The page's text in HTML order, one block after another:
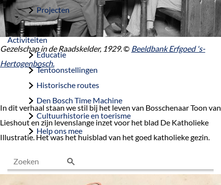
Projecten
Activiteiten
Educatie
Tentoonstellingen
Historische routes
Den Bosch Time Machine
Cultuurhistorie en toerisme
Help ons mee
Z
Gezelschap in de Raadskelder, 1929.© Beeldbank Erfgoed 's-
Hertogenbosch.
In dit verhaal staan we stil bij het leven van Bosschenaar Toon van
Lieshout en zijn levenslange inzet voor het blad De Katholieke
Illustratie. Het was het huisblad van het goed katholieke gezin.